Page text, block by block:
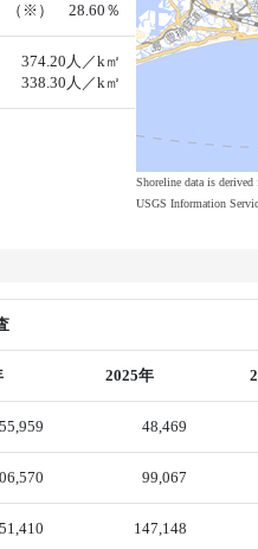
（※） 28.60％
374.20人／k㎡
338.30人／k㎡
Shoreline data is
USGS Information
2025年
55,959 48,469
99,067
147,148